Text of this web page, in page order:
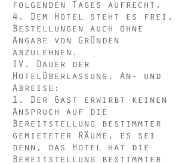
folgenden Tages aufrecht.
4. Dem Hotel steht es frei,
Bestellungen auch ohne
Angabe von Gründen
abzulehnen.
IV. Dauer der
Hotelüberlassung, An- und
Abreise:
1. Der Gast erwirbt keinen
Anspruch auf die
Bereitstellung bestimmter
gemieteter Räume, es sei
denn, das Hotel hat die
Bereitstellung bestimmter